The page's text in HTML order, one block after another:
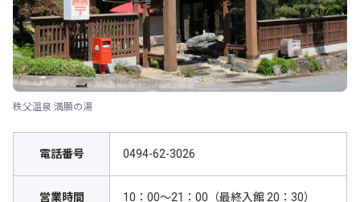
秩父温泉 満願の湯
電話番号 0494-62-3026
営業時間 10：00～21：00（最終入館 20：30）